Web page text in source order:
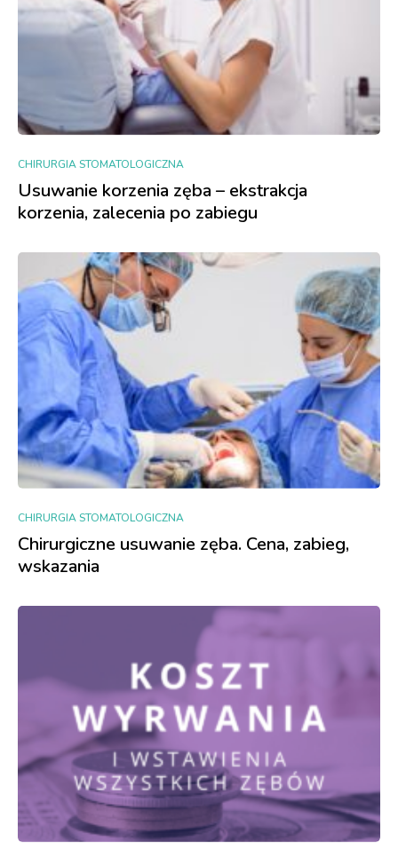
CHIRURGIA STOMATOLOGICZNA
Usuwanie korzenia zęba – ekstrakcja
korzenia, zalecenia po zabiegu
CHIRURGIA STOMATOLOGICZNA
Chirurgiczne usuwanie zęba. Cena, zabieg,
wskazania